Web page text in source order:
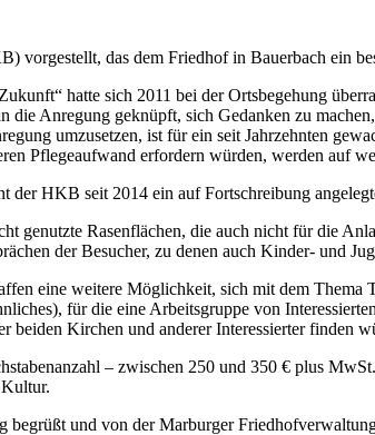
das dem Friedhof in Bauerbach ein
hatte sich 2011 bei der Ortsbegehung
Anregung geknüpft, sich Gedanken zu
umzusetzen, ist für ein seit Jahrzehnten
Pflegeaufwand erfordern würden, werden auf
der HKB seit 2014 ein auf Fortschreibung
genutzte Rasenflächen, die auch nicht für die
der Besucher, zu denen auch Kinder- und
eine weitere Möglichkeit, sich mit dem
für die eine Arbeitsgruppe von
Kirchen und anderer Interessierter finden
– zwischen 250 und 350 € plus
und von der Marburger